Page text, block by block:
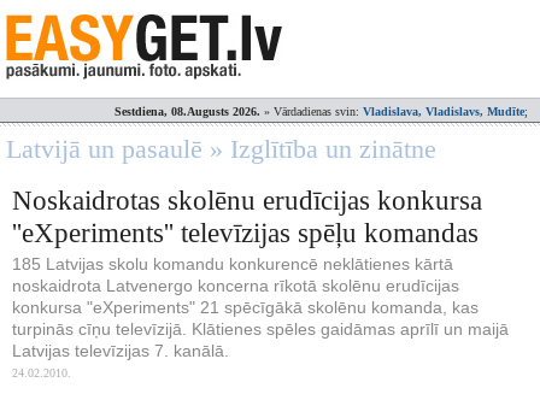
Sestdiena, 08.Augusts 2026. » Vārdadienas svin: Vladislava, Vladislavs, Mudīte;
Latvijā un pasaulē » Izglītība un zinātne
Noskaidrotas skolēnu erudīcijas konkursa
''eXperiments'' televīzijas spēļu komandas
185 Latvijas skolu komandu konkurencē neklātienes kārtā
noskaidrota Latvenergo koncerna rīkotā skolēnu erudīcijas
konkursa "eXperiments" 21 spēcīgākā skolēnu komanda, kas
turpinās cīņu televīzijā. Klātienes spēles gaidāmas aprīlī un maijā
Latvijas televīzijas 7. kanālā.
24.02.2010.